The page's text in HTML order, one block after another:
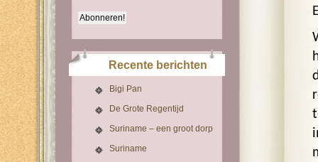
Recente berichten
Bigi Pan
De Grote Regentijd
Suriname – een groot dorp
Suriname